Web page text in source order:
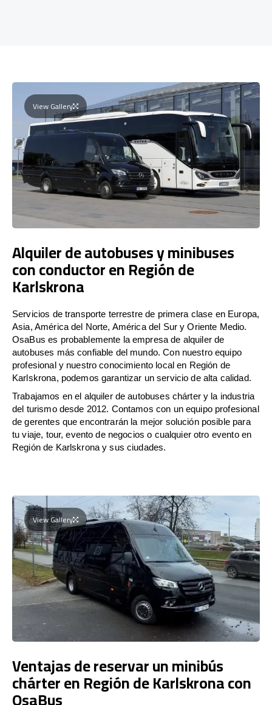
View Gallery
Alquiler de autobuses y minibuses
con conductor en Región de
Karlskrona
Servicios de transporte terrestre de primera clase en Europa,
Asia, América del Norte, América del Sur y Oriente Medio.
OsaBus es probablemente la empresa de alquiler de
autobuses más confiable del mundo. Con nuestro equipo
profesional y nuestro conocimiento local en Región de
Karlskrona, podemos garantizar un servicio de alta calidad.
Trabajamos en el alquiler de autobuses chárter y la industria
del turismo desde 2012. Contamos con un equipo profesional
de gerentes que encontrarán la mejor solución posible para
tu viaje, tour, evento de negocios o cualquier otro evento en
Región de Karlskrona y sus ciudades.
View Gallery
Ventajas de reservar un minibús
chárter en Región de Karlskrona con